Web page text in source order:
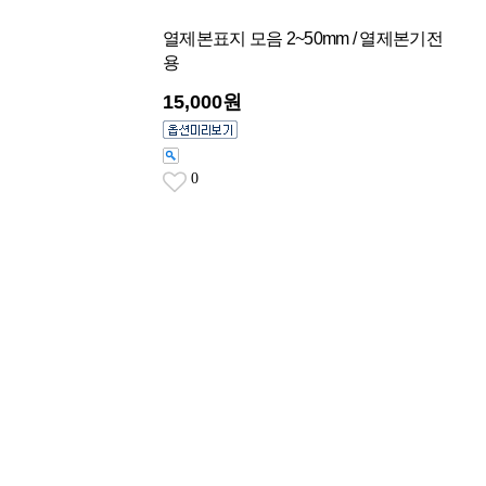
열제본표지 모음 2~50mm / 열제본기전
용
15,000원
0